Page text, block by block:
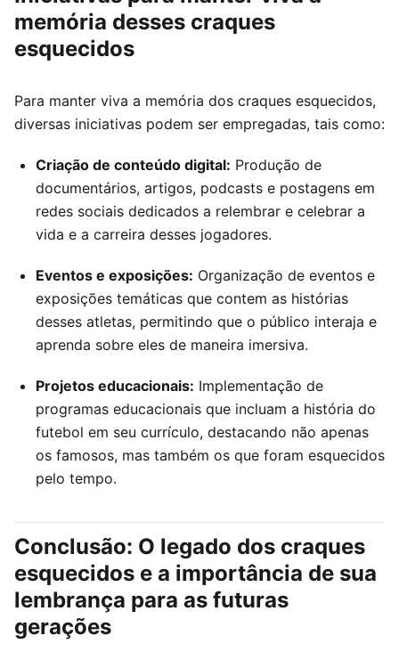
memória desses craques
esquecidos
Para manter viva a memória dos craques esquecidos,
diversas iniciativas podem ser empregadas, tais como:
Criação de conteúdo digital: Produção de
documentários, artigos, podcasts e postagens em
redes sociais dedicados a relembrar e celebrar a
vida e a carreira desses jogadores.
Eventos e exposições: Organização de eventos e
exposições temáticas que contem as histórias
desses atletas, permitindo que o público interaja e
aprenda sobre eles de maneira imersiva.
Projetos educacionais: Implementação de
programas educacionais que incluam a história do
futebol em seu currículo, destacando não apenas
os famosos, mas também os que foram esquecidos
pelo tempo.
Conclusão: O legado dos craques
esquecidos e a importância de sua
lembrança para as futuras
gerações